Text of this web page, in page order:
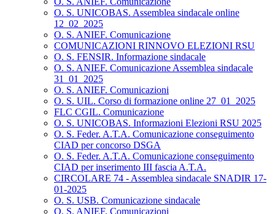
O. S. UNICOBAS. Assemblea sindacale online
12_02_2025
O. S. ANIEF. Comunicazione
COMUNICAZIONI RINNOVO ELEZIONI RSU
O. S. FENSIR. Informazione sindacale
O. S. ANIEF. Comunicazione Assemblea sindacale
31_01_2025
O. S. ANIEF. Comunicazioni
O. S. UIL. Corso di formazione online 27_01_2025
FLC CGIL. Comunicazione
O. S. UNICOBAS. Informazioni Elezioni RSU 2025
O. S. Feder. A.T.A. Comunicazione conseguimento
CIAD per concorso DSGA
O. S. Feder. A.T.A. Comunicazione conseguimento
CIAD per inserimento III fascia A.T.A.
CIRCOLARE 74 - Assemblea sindacale SNADIR 17-
01-2025
O. S. USB. Comunicazione sindacale
O. S. ANIEF. Comunicazioni